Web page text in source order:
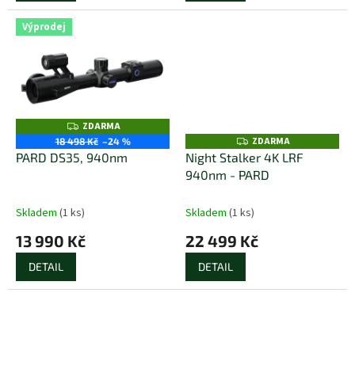
Výprodej
Z
D
A
R
ZDARMA
18 498 Kč –24 %
PARD DS35, 940nm
Skladem (1 ks)
13 990 Kč
DETAIL
Z
D
A
R
ZDARMA
Night Stalker 4K LRF
940nm - PARD
Skladem (1 ks)
22 499 Kč
DETAIL